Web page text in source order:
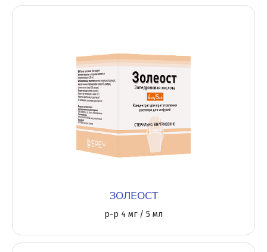
ЗОЛЕОСТ
р-р 4 мг / 5 мл